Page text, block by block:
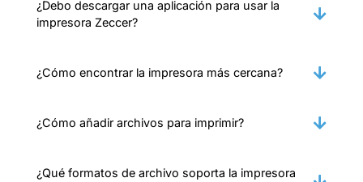
¿Debo descargar una aplicación para usar la
impresora Zeccer?
¿Cómo encontrar la impresora más cercana?
¿Cómo añadir archivos para imprimir?
¿Qué formatos de archivo soporta la impresora